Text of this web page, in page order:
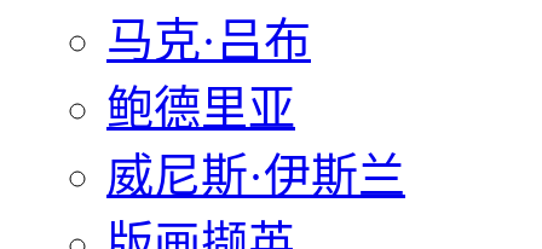
马克·吕布
鲍德里亚
威尼斯·伊斯兰